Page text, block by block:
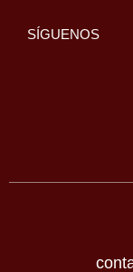
SÍGUENOS